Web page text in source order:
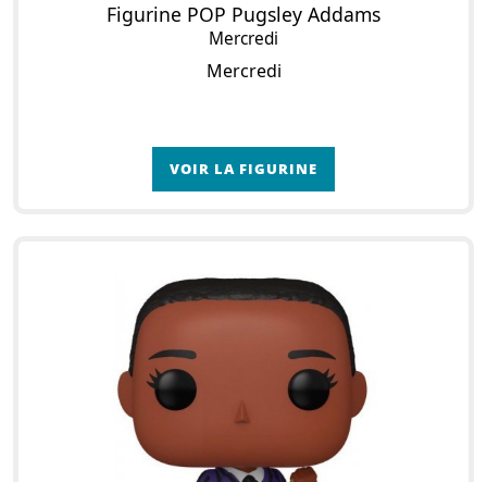
Figurine POP Pugsley Addams
Mercredi
Mercredi
VOIR LA FIGURINE